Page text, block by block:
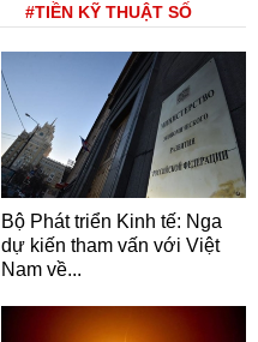
#TIỀN KỸ THUẬT SỐ
Bộ Phát triển Kinh tế: Nga
dự kiến tham vấn với Việt
Nam về...